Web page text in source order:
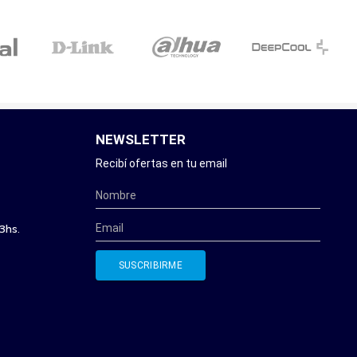
NEWSLETTER
Recibí ofertas en tu email